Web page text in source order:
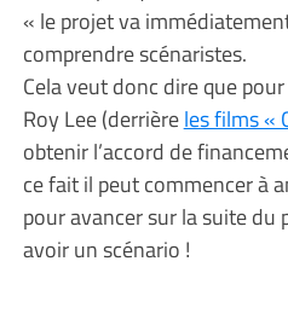
« le projet va
comprendre scénaristes.
Cela veut donc dire que
Roy Lee (derrièreles films «
obtenir l’accord de
ce fait il peut commencer à
pour avancer sur la suite du
avoir un scénario !